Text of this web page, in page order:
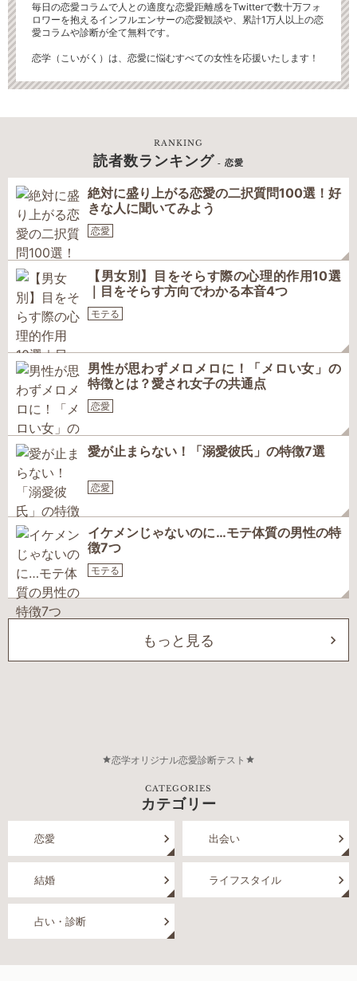
毎日の恋愛コラムで人との適度な恋愛距離感をTwitterで数十万フォ
ロワーを抱えるインフルエンサーの恋愛観談や、累計1万人以上の恋
愛コラムや診断が全て無料です。
恋学（こいがく）は、恋愛に悩むすべての女性を応援いたします！
RANKING
読者数ランキング - 恋愛
絶対に盛り上がる恋愛の二択質問100選！好
きな人に聞いてみよう
恋愛
【男女別】目をそらす際の心理的作用10選
｜目をそらす方向でわかる本音4つ
モテる
男性が思わずメロメロに！「メロい女」の
特徴とは？愛され女子の共通点
恋愛
愛が止まらない！「溺愛彼氏」の特徴7選
恋愛
イケメンじゃないのに…モテ体質の男性の特
徴7つ
モテる
もっと見る
恋学オリジナル恋愛診断テスト
CATEGORIES
カテゴリー
恋愛 出会い
結婚 ライフスタイル
占い・診断